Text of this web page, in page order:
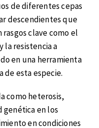
de diferentes cepas
descendientes que
clave como el
la resistencia a
en una herramienta
esta especie.
como heterosis,
genética en los
en condiciones